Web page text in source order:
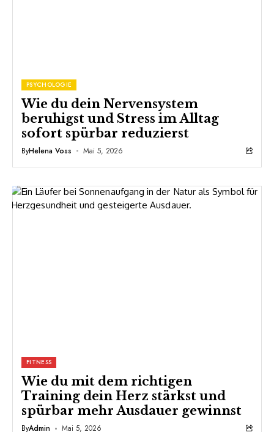
PSYCHOLOGIE
Wie du dein Nervensystem
beruhigst und Stress im Alltag
sofort spürbar reduzierst
ByHelena Voss Mai 5, 2026
FITNESS
Wie du mit dem richtigen
Training dein Herz stärkst und
spürbar mehr Ausdauer gewinnst
ByAdmin Mai 5, 2026